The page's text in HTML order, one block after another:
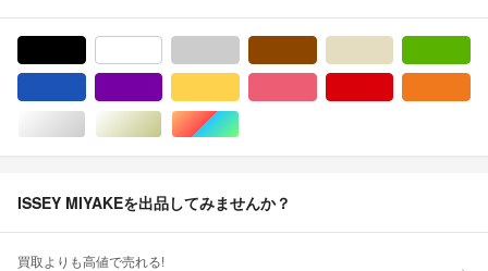
シルバー/銀色系ゴールド/金色系マルチカラー
ISSEY MIYAKEを出品してみませんか？
買取よりも高値で売れる!